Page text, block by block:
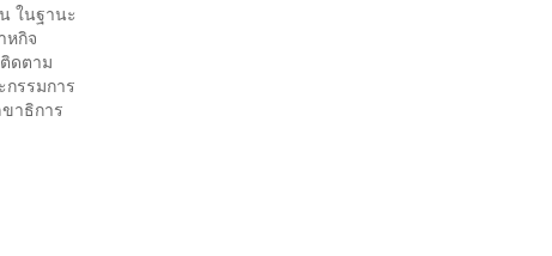
ในฐานะ
หกิจ
ดตาม
รรมการ
าธิการ